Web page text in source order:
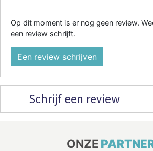
Op dit moment is er nog geen review.
een review schrijft.
Een review schrijven
Schrijf een review
ONZE